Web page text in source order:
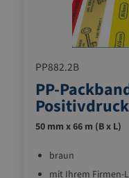
PP882.2B
PP-
Positivdruck
50 mm x 66 m (B x L)
braun
mit Ihrem Firmen-